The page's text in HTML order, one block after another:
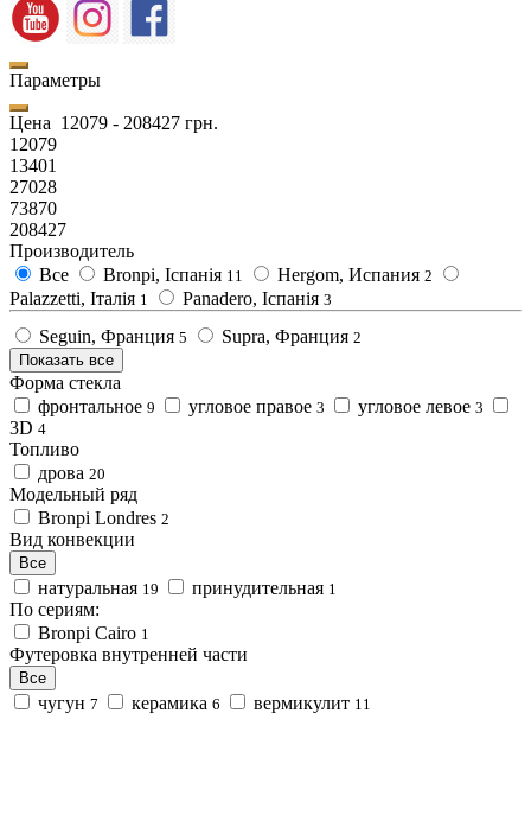
Параметры
Цена 12079 - 208427 грн.
12079
13401
27028
73870
208427
Производитель
Все
Bronpi, Іспанія 11 Hergom, Испания 2
Palazzetti, Італія 1 Panadero, Іспанія 3
Seguin, Франция 5 Supra, Франция 2
Показать все
Форма стекла
фронтальное 9 угловое правое 3 угловое левое 3
3D 4
Топливо
дрова 20
Модельный ряд
Bronpi Londres 2
Вид конвекции
Все
натуральная 19 принудительная 1
По сериям:
Bronpi Cairo 1
Футеровка внутренней части
Все
чугун 7 керамика 6 вермикулит 11